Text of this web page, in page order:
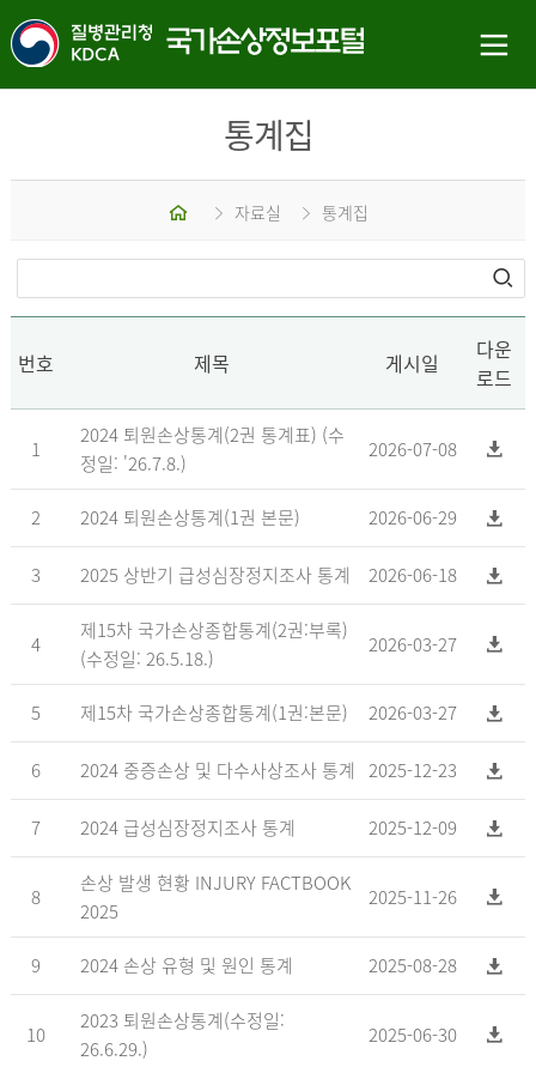
통계집
홈 자료실 통계집
번호 제목 게시일
다운
로드
1
2024 퇴원손상통계(2권 통계표) (수
정일: '26.7.8.)
2026-07-08
2 2024 퇴원손상통계(1권 본문) 2026-06-29
3 2025 상반기 급성심장정지조사 통계 2026-06-18
4
제15차 국가손상종합통계(2권:부록)
(수정일: 26.5.18.)
2026-03-27
5 제15차 국가손상종합통계(1권:본문) 2026-03-27
6 2024 중증손상 및 다수사상조사 통계 2025-12-23
7 2024 급성심장정지조사 통계 2025-12-09
8
손상 발생 현황 INJURY FACTBOOK
2025
2025-11-26
9 2024 손상 유형 및 원인 통계 2025-08-28
10
2023 퇴원손상통계(수정일:
26.6.29.)
2025-06-30